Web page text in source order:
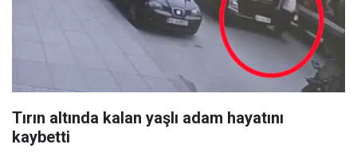
Tırın altında kalan yaşlı adam hayatını
kaybetti